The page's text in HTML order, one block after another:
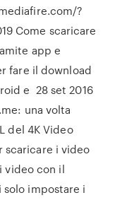
?
Come scaricare
app e
fare il download
e 28 set 2016
una volta
del 4K Video
scaricare i video
video con il
impostare i